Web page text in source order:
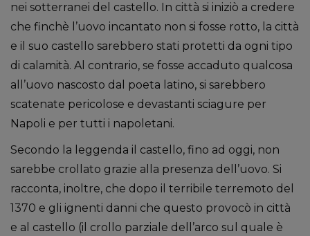
nei sotterranei del castello. In città si iniziò a credere
che finchè l’uovo incantato non si fosse rotto, la città
e il suo castello sarebbero stati protetti da ogni tipo
di calamità. Al contrario, se fosse accaduto qualcosa
all’uovo nascosto dal poeta latino, si sarebbero
scatenate pericolose e devastanti sciagure per
Napoli e per tutti i napoletani.
Secondo la leggenda il castello, fino ad oggi, non
sarebbe crollato grazie alla presenza dell’uovo. Si
racconta, inoltre, che dopo il terribile terremoto del
1370 e gli ignenti danni che questo provocò in città
e al castello (il crollo parziale dell’arco sul quale è